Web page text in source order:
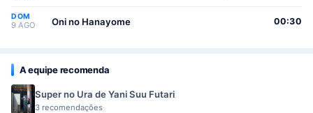
DOM
9 AGO Oni no Hanayome 00:30
A equipe recomenda
Super no Ura de Yani Suu Futari
3 recomendações